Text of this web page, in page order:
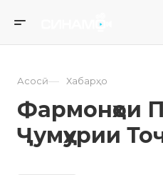
Асосӣ — Хабарҳо
Фармонҳои
Ҷумҳурии